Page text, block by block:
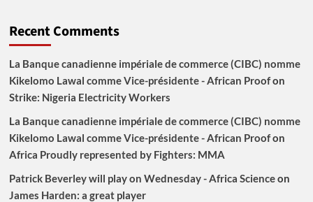
Recent Comments
La Banque canadienne impériale de commerce (CIBC) nomme
Kikelomo Lawal comme Vice-présidente - African Proofon
Strike: Nigeria Electricity Workers
La Banque canadienne impériale de commerce (CIBC) nomme
Kikelomo Lawal comme Vice-présidente - African Proofon
Africa Proudly represented by Fighters: MMA
Patrick Beverley will play on Wednesday - Africa Scienceon
James Harden: a great player